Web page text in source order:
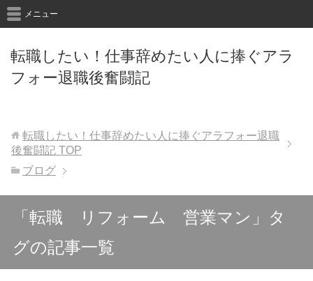
転職したい！仕事辞めたい人に捧ぐアラ
フォー退職後奮闘記
メニュー
転職したい！仕事辞めたい人に捧ぐアラフォー退職
後奮闘記 TOP
ブログ
「転職 リフォーム 営業マン」タ
グの記事一覧